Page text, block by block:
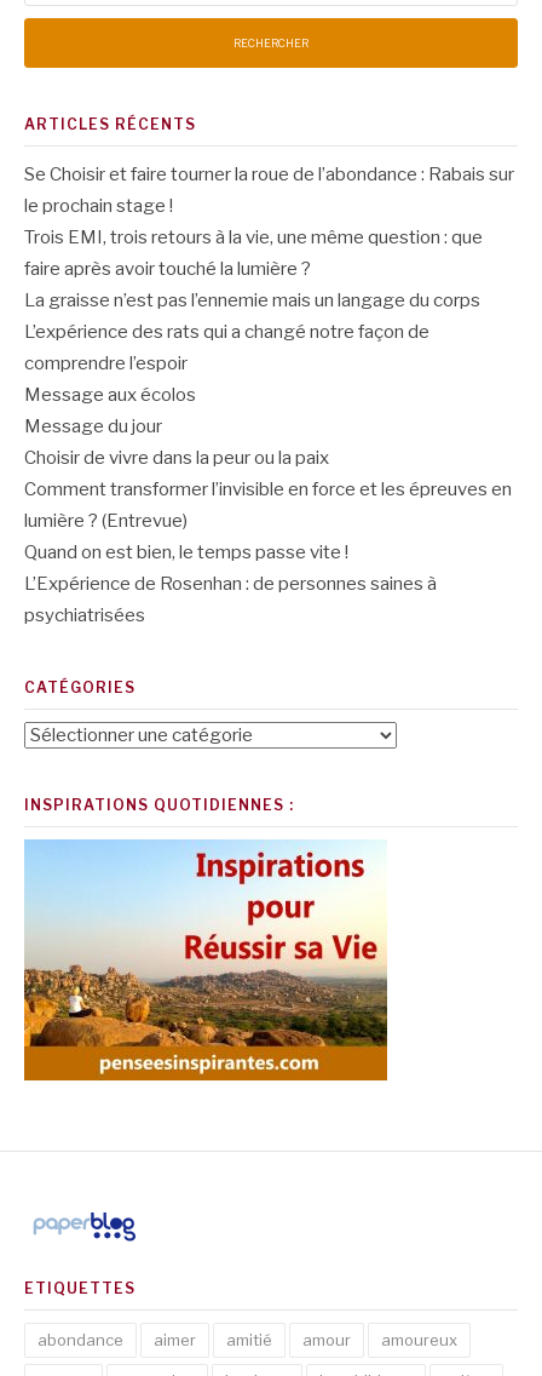
ARTICLES RÉCENTS
Se Choisir et faire tourner la roue de l’abondance : Rabais sur
le prochain stage !
Trois EMI, trois retours à la vie, une même question : que
faire après avoir touché la lumière ?
La graisse n’est pas l’ennemie mais un langage du corps
L’expérience des rats qui a changé notre façon de
comprendre l’espoir
Message aux écolos
Message du jour
Choisir de vivre dans la peur ou la paix
Comment transformer l’invisible en force et les épreuves en
lumière ? (Entrevue)
Quand on est bien, le temps passe vite !
L’Expérience de Rosenhan : de personnes saines à
psychiatrisées
CATÉGORIES
Catégories
INSPIRATIONS QUOTIDIENNES :
ETIQUETTES
abondance aimer amitié amour amoureux